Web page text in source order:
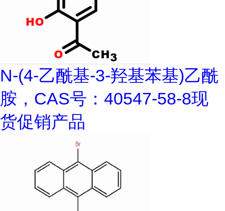
N-(4-乙酰基-3-羟基苯基)乙酰
胺，CAS号：40547-58-8现
货促销产品